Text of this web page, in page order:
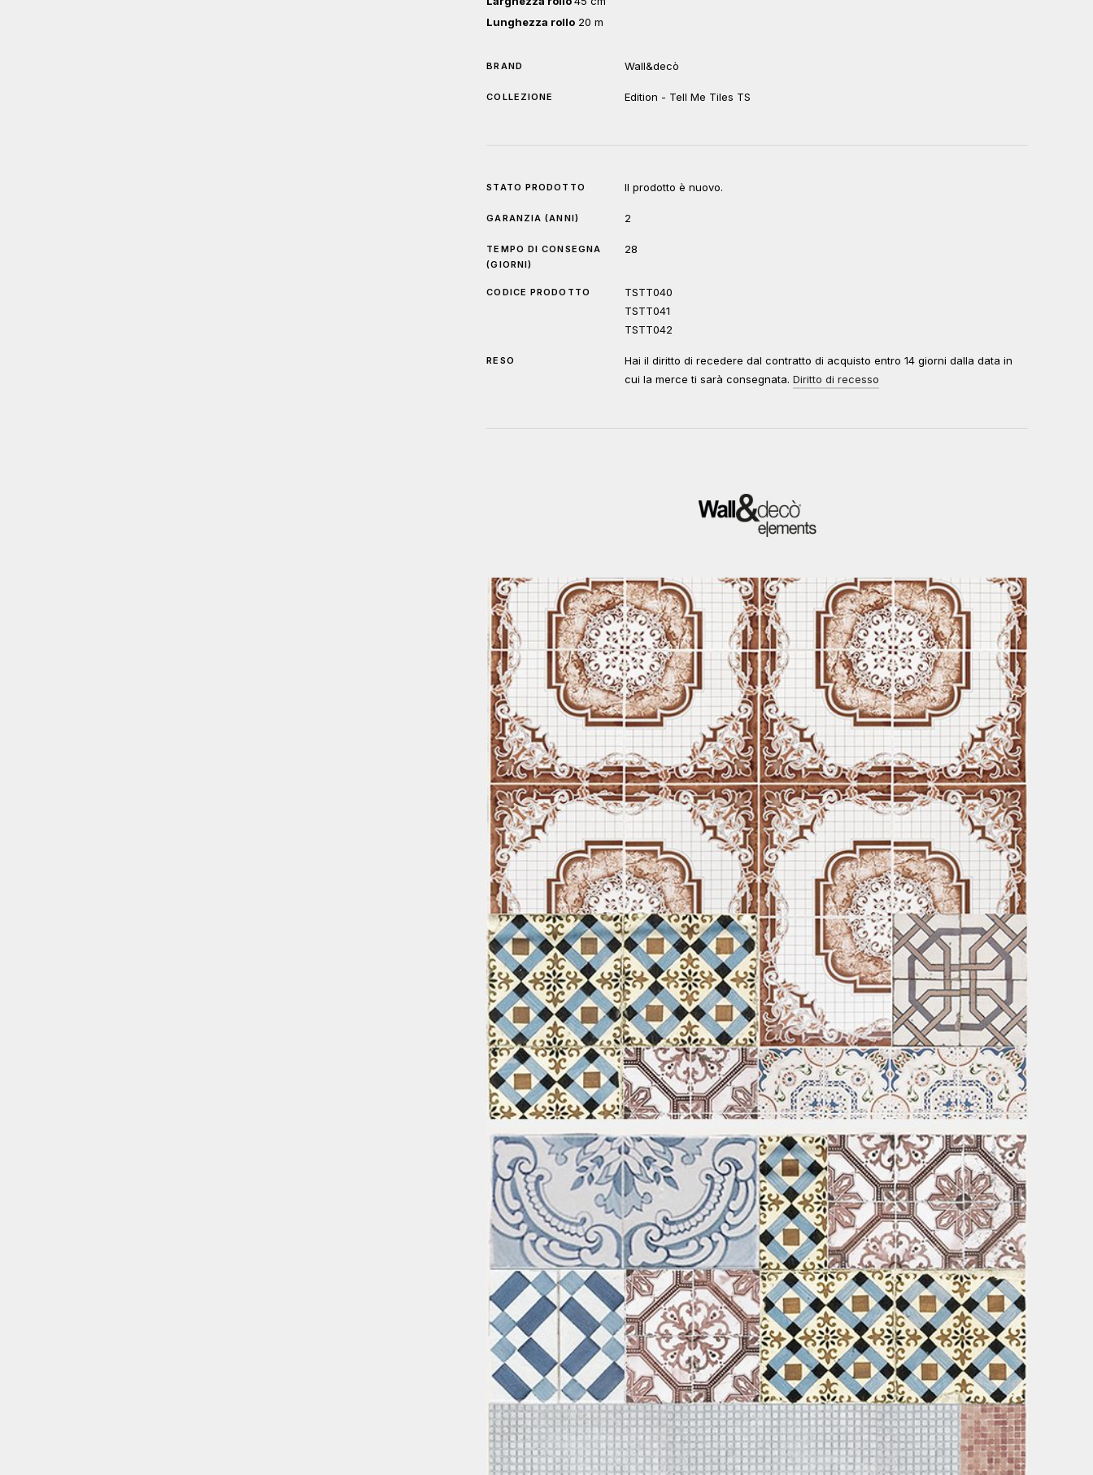
Lunghezza rollo 20 m
BRAND Wall&decò
COLLEZIONE Edition - Tell Me Tiles TS
STATO PRODOTTO Il prodotto è nuovo.
GARANZIA (ANNI) 2
TEMPO DI CONSEGNA
(GIORNI)
28
CODICE PRODOTTO
TSTT040
TSTT041
TSTT042
RESO
Hai il diritto di recedere dal contratto di acquisto entro 14 giorni dalla data in
cui la merce ti sarà consegnata.Diritto di recesso